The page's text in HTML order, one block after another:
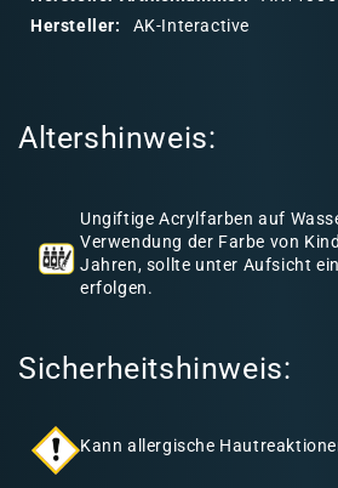
n
Hersteller:
AK-Interactive
Altershinweis:
Ungiftige Acrylfarben auf
Verwendung der Farbe von
Jahren, sollte unter Aufsicht
erfolgen.
Sicherheitshinweis:
Kann allergische